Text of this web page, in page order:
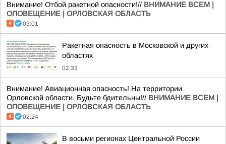
Внимание! Отбой ракетной опасности!// ВНИМАНИЕ ВСЕМ |
ОПОВЕЩЕНИЕ | ОРЛОВСКАЯ ОБЛАСТЬ
03:01
Ракетная опасность в Московской и других
областях
02:33
Внимание! Авиационная опасность! На территории
Орловской области. Будьте бдительны!// ВНИМАНИЕ ВСЕМ |
ОПОВЕЩЕНИЕ | ОРЛОВСКАЯ ОБЛАСТЬ
02:24
В восьми регионах Центральной России